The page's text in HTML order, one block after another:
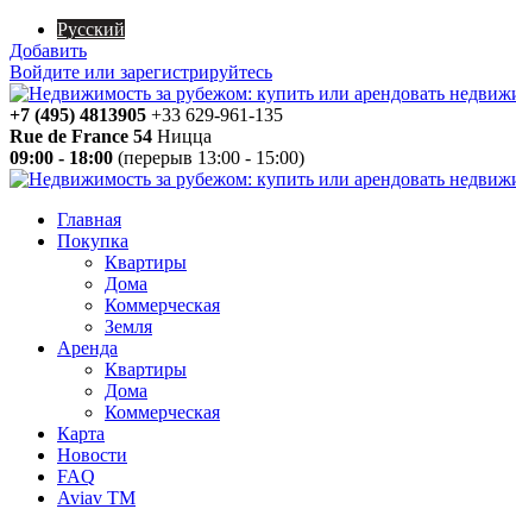
Русский
Добавить
Войдите или зарегистрируйтесь
+7 (495) 4813905 +33 629-961-135
Rue de France 54 Ницца
09:00 - 18:00 (перерыв 13:00 - 15:00)
Главная
Покупка
Квартиры
Дома
Коммерческая
Земля
Аренда
Квартиры
Дома
Коммерческая
Карта
Новости
FAQ
Aviav TM